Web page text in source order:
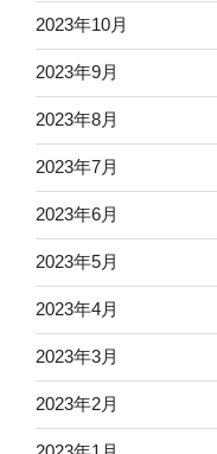
2023年10月
2023年9月
2023年8月
2023年7月
2023年6月
2023年5月
2023年4月
2023年3月
2023年2月